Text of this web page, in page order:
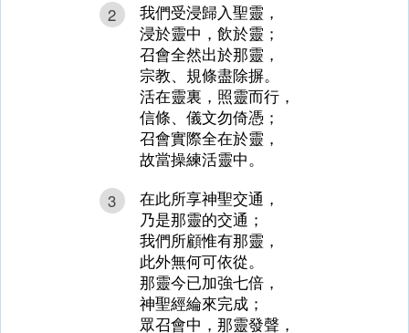
2
我們受浸歸入聖靈，
浸於靈中，飲於靈；
召會全然出於那靈，
宗教、規條盡除摒。
活在靈裏，照靈而行，
信條、儀文勿倚憑；
召會實際全在於靈，
故當操練活靈中。
3
在此所享神聖交通，
乃是那靈的交通；
我們所顧惟有那靈，
此外無何可依從。
那靈今已加強七倍，
神聖經綸來完成；
眾召會中，那靈發聲，